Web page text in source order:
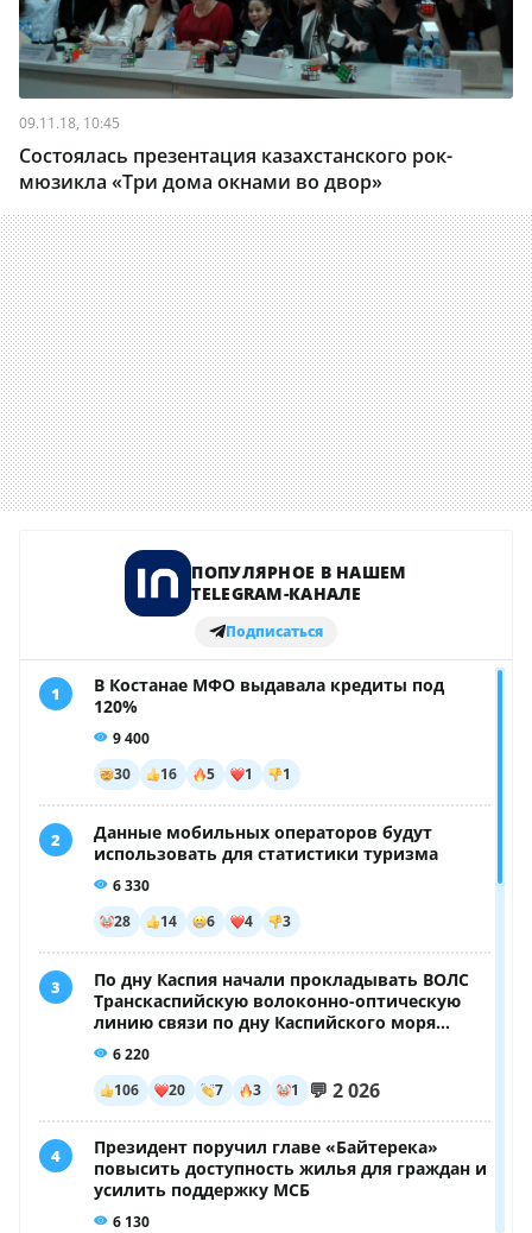
09.11.18, 10:45
Состоялась презентация казахстанского рок-
мюзикла «Три дома окнами во двор»